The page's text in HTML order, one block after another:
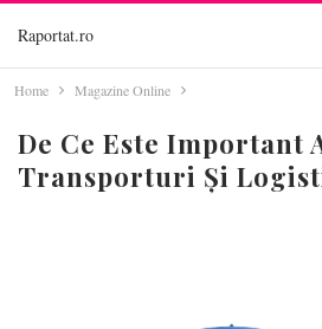
Raportat.ro
Home Magazine Online
De Ce Este Important
Transporturi Și